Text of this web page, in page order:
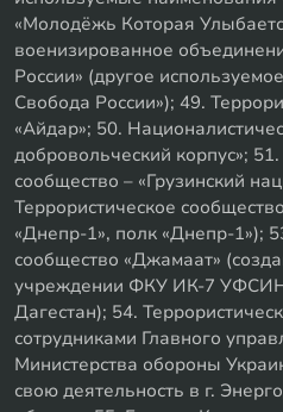
«Молодёжь Которая
военизированное
России» (другое
Свобода России»); 49.
«Айдар»; 50.
добровольческий корпус»;
сообщество – «Грузинский
Террористическое
«Днепр-1», полк «Днепр-1»);
сообщество «Джамаат»
учреждении ФКУ ИК-7 УФСИН
Дагестан); 54.
сотрудниками Главного
Министерства обороны
свою деятельность в г.